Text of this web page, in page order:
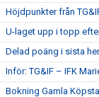
Höjdpunkter från
U-laget upp i topp
Delad poäng i sista
Inför: TG&IF – IFK
Bokning Gamla